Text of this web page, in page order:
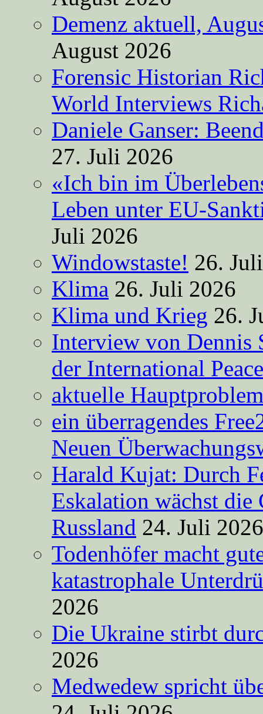
Demenz aktuell,
August 2026
Forensic Historian
World Interviews
Daniele Ganser:
27. Juli 2026
«Ich bin im
Leben unter EU-
Juli 2026
Windowstaste! 26.
Klima 26. Juli 2026
Klima und Krieg 26.
Interview von Dennis
der International
aktuelle
ein überragendes
Neuen
Harald Kujat: Durch
Eskalation wächst die
Russland 24. Juli 2026
Todenhöfer macht
katastrophale
2026
Die Ukraine stirbt
2026
Medwedew spricht